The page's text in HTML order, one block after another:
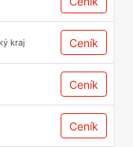
kraj Ceník
Ceník
Ceník